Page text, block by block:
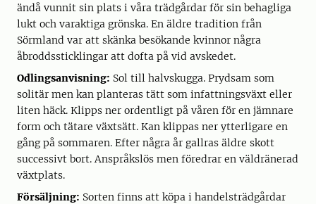
ändå vunnit sin plats i våra trädgårdar för sin behagliga
lukt och varaktiga grönska. En äldre tradition från
Sörmland var att skänka besökande kvinnor några
åbroddssticklingar att dofta på vid avskedet.
Odlingsanvisning: Sol till halvskugga. Prydsam som
solitär men kan planteras tätt som infattningsväxt eller
liten häck. Klipps ner ordentligt på våren för en jämnare
form och tätare växtsätt. Kan klippas ner ytterligare en
gång på sommaren. Efter några år gallras äldre skott
successivt bort. Anspråkslös men föredrar en väldränerad
växtplats.
Försäljning: Sorten finns att köpa i handelsträdgårdar